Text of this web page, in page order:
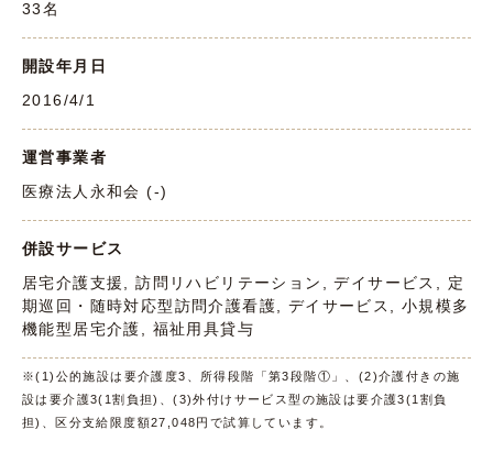
33名
開設年月日
2016/4/1
運営事業者
医療法人永和会 (-)
併設サービス
居宅介護支援, 訪問リハビリテーション, デイサービス, 定
期巡回・随時対応型訪問介護看護, デイサービス, 小規模多
機能型居宅介護, 福祉用具貸与
※(1)公的施設は要介護度3、所得段階「第3段階①」、(2)介護付きの施
設は要介護3(1割負担)、(3)外付けサービス型の施設は要介護3(1割負
担)、区分支給限度額27,048円で試算しています。